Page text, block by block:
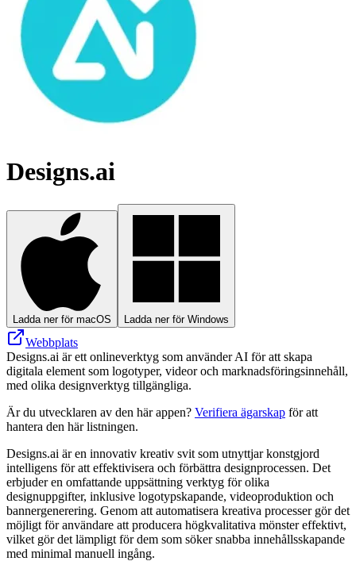
Designs.ai
Ladda ner för macOS Ladda ner för Windows
Webbplats
Designs.ai är ett onlineverktyg som använder AI för att skapa
digitala element som logotyper, videor och marknadsföringsinnehåll,
med olika designverktyg tillgängliga.
Är du utvecklaren av den här appen? Verifiera ägarskap för att
hantera den här listningen.
Designs.ai är en innovativ kreativ svit som utnyttjar konstgjord
intelligens för att effektivisera och förbättra designprocessen. Det
erbjuder en omfattande uppsättning verktyg för olika
designuppgifter, inklusive logotypskapande, videoproduktion och
bannergenerering. Genom att automatisera kreativa processer gör det
möjligt för användare att producera högkvalitativa mönster effektivt,
vilket gör det lämpligt för dem som söker snabba innehållsskapande
med minimal manuell ingång.